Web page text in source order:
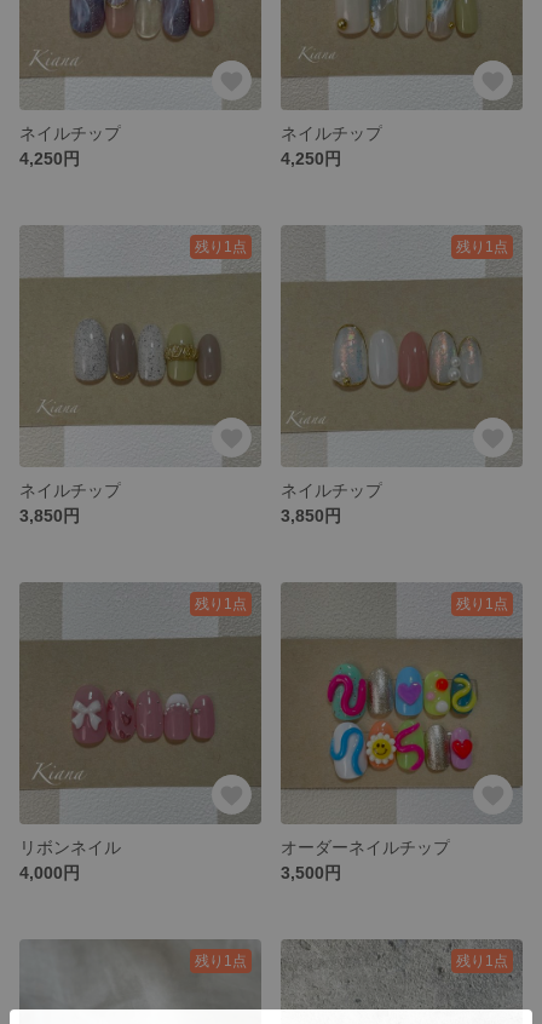
ネイルチップ
4,250円
ネイルチップ
4,250円
残り1点
ネイルチップ
3,850円
残り1点
ネイルチップ
3,850円
残り1点
リボンネイル
4,000円
残り1点
オーダーネイルチップ
3,500円
残り1点 残り1点